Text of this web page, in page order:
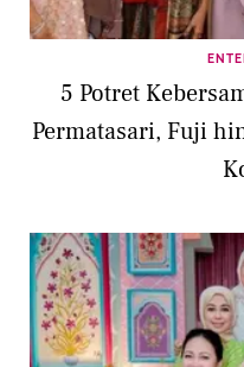
5 Potret
Permatasari, Fuji